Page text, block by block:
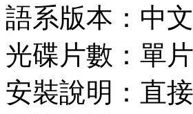
語系版本：中
光碟片數：單
安裝說明：直